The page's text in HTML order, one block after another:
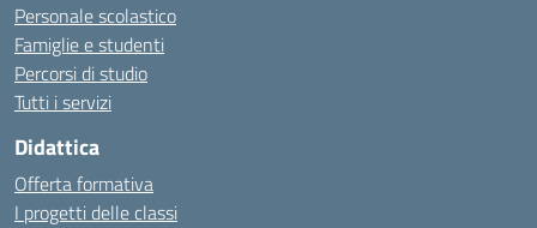
Personale scolastico
Famiglie e studenti
Percorsi di studio
Tutti i servizi
Didattica
Offerta formativa
I progetti delle classi